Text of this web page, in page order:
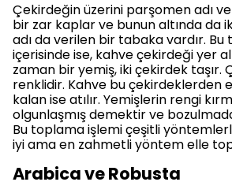
Çekirdeğin üzerini parşomen adı
bir zar kaplar ve bunun altında da
adı da verilen bir tabaka vardır. Bu
içerisinde ise, kahve çekirdeği yer
zaman bir yemiş, iki çekirdek taşır.
renklidir. Kahve bu çekirdeklerden
kalan ise atılır. Yemişlerin rengi
olgunlaşmış demektir ve
Bu toplama işlemi çeşitli
iyi ama en zahmetli yöntem elle
Arabica ve Robusta